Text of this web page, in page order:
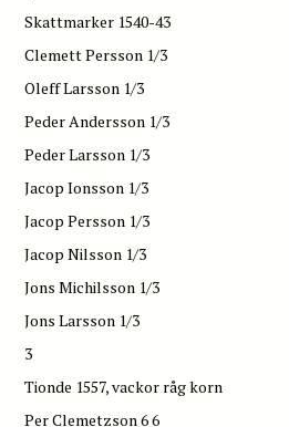
Skattmarker 1540-43
Clemett Persson 1/3
Oleff Larsson 1/3
Peder Andersson 1/3
Peder Larsson 1/3
Jacop Ionsson 1/3
Jacop Persson 1/3
Jacop Nilsson 1/3
Jons Michilsson 1/3
Jons Larsson 1/3
3
Tionde 1557, vackor råg korn
Per Clemetzson 6 6